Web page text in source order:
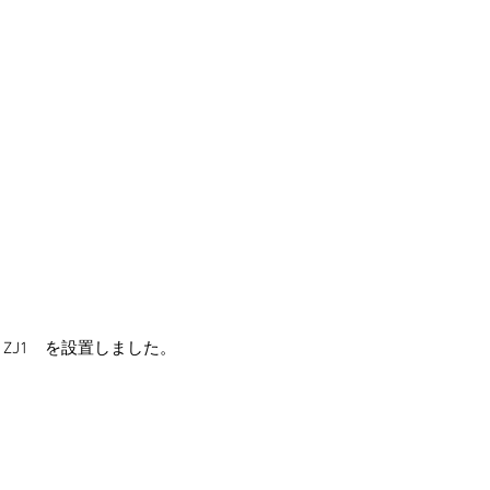
ZJ1　を設置しました。